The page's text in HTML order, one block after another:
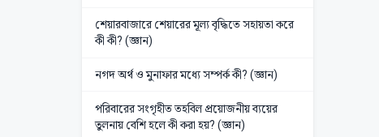
শেয়ারবাজারে শেয়ারের মূল্য বৃদ্ধিতে সহায়তা করে
কী কী? (জ্ঞান)
নগদ অর্থ ও মুনাফার মধ্যে সম্পর্ক কী? (জ্ঞান)
পরিবারের সংগৃহীত তহবিল প্রয়োজনীয় ব্যয়ের
তুলনায় বেশি হলে কী করা হয়? (জ্ঞান)